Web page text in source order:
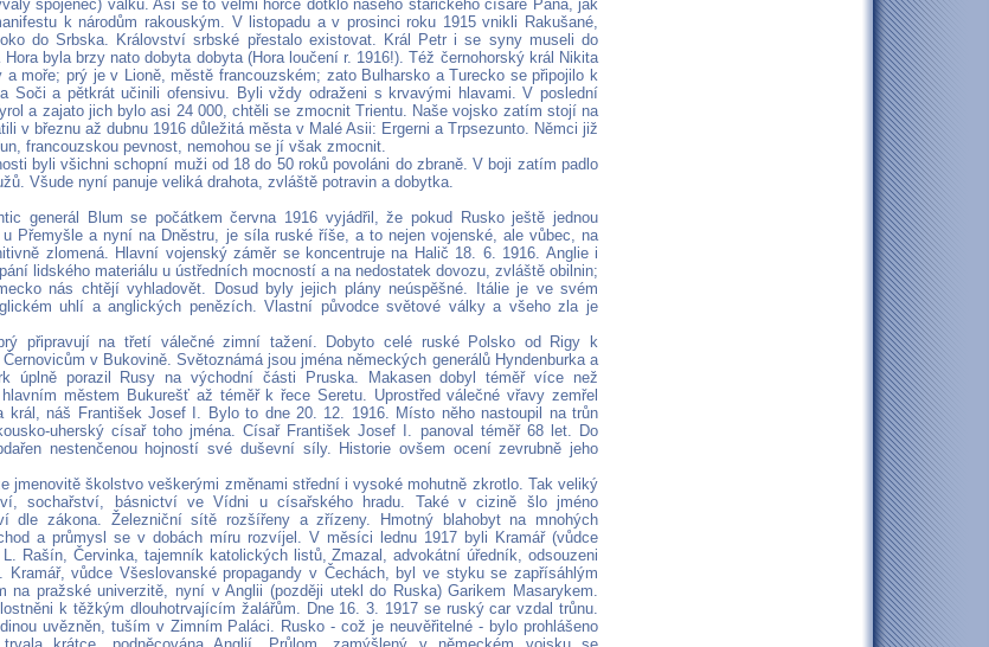
spojenec) válku. Asi se to velmi hořce dotklo našeho stařičkého císaře Pána, jak
k národům rakouským. V listopadu a v prosinci roku 1915 vnikli Rakušané,
do Srbska. Království srbské přestalo existovat. Král Petr i se syny museli do
byla brzy nato dobyta dobyta (Hora loučení r. 1916!). Též černohorský král Nikita
a moře; prý je v Lioně, městě francouzském; zato Bulharsko a Turecko se připojilo k
Soči a pětkrát učinili ofensivu. Byli vždy odraženi s krvavými hlavami. V poslední
a zajato jich bylo asi 24 000, chtěli se zmocnit Trientu. Naše vojsko zatím stojí na
v březnu až dubnu 1916 důležitá města v Malé Asii: Ergerni a Trpsezunto. Němci již
francouzskou pevnost, nemohou se jí však zmocnit.
byli všichni schopní muži od 18 do 50 roků povoláni do zbraně. V boji zatím padlo
Všude nyní panuje veliká drahota, zvláště potravin a dobytka.
generál Blum se počátkem června 1916 vyjádřil, že pokud Rusko ještě jednou
Přemyšle a nyní na Dněstru, je síla ruské říše, a to nejen vojenské, ale vůbec, na
zlomená. Hlavní vojenský záměr se koncentruje na Halič 18. 6. 1916. Anglie i
lidského materiálu u ústředních mocností a na nedostatek dovozu, zvláště obilnin;
nás chtějí vyhladovět. Dosud byly jejich plány neúspěšné. Itálie je ve svém
uhlí a anglických penězích. Vlastní původce světové války a všeho zla je
připravují na třetí válečné zimní tažení. Dobyto celé ruské Polsko od Rigy k
Černovicům v Bukovině. Světoznámá jsou jména německých generálů Hyndenburka a
úplně porazil Rusy na východní části Pruska. Makasen dobyl téměř více než
městem Bukurešť až téměř k řece Seretu. Uprostřed válečné vřavy zemřel
král, náš František Josef I. Bylo to dne 20. 12. 1916. Místo něho nastoupil na trůn
uherský císař toho jména. Císař František Josef I. panoval téměř 68 let. Do
nestenčenou hojností své duševní síly. Historie ovšem ocení zevrubně jeho
jmenovitě školstvo veškerými změnami střední i vysoké mohutně zkrotlo. Tak veliký
sochařství, básnictví ve Vídni u císařského hradu. Také v cizině šlo jméno
dle zákona. Železniční sítě rozšířeny a zřízeny. Hmotný blahobyt na mnohých
a průmysl se v dobách míru rozvíjel. V měsíci lednu 1917 byli Kramář (vůdce
Rašín, Červinka, tajemník katolických listů, Zmazal, advokátní úředník, odsouzeni
Kramář, vůdce Všeslovanské propagandy v Čechách, byl ve styku se zapřísáhlým
na pražské univerzitě, nyní v Anglii (později utekl do Ruska) Garikem Masarykem.
k těžkým dlouhotrvajícím žalářům. Dne 16. 3. 1917 se ruský car vzdal trůnu.
uvězněn, tuším v Zimním Paláci. Rusko - což je neuvěřitelné - bylo prohlášeno